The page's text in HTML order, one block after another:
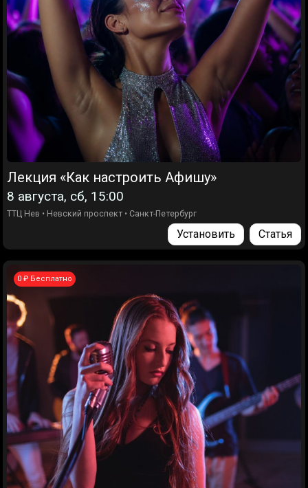
Лекция «Как настроить Афишу»
8 августа, сб, 15:00
ТТЦ Нев • Невский проспект • Санкт-Петербург
Установить Статья
0 ₽ Бесплатно